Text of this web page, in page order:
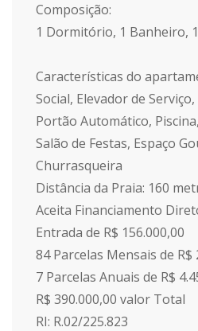
Composição:
1 Dormitório, 1 Banheiro,
Características do
Social, Elevador de
Portão Automático,
Salão de Festas, Espaço
Churrasqueira
Distância da Praia: 160
Aceita Financiamento
Entrada de R$ 156.000,00
84 Parcelas Mensais de R$
7 Parcelas Anuais de R$
R$ 390.000,00 valor Total
RI: R.02/225.823